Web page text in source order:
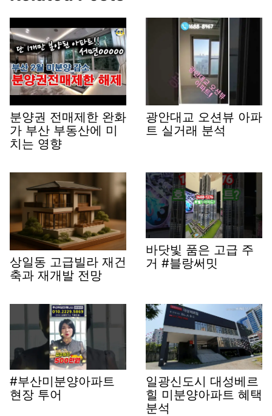
분양권 전매제한 완화
가 부산 부동산에 미
치는 영향
광안대교 오션뷰 아파
트 실거래 분석
상일동 고급빌라 재건
축과 재개발 전망
바닷빛 품은 고급 주
거 #블랑써밋
#부산미분양아파트
현장 투어
일광신도시 대성베르
힐 미분양아파트 혜택
분석